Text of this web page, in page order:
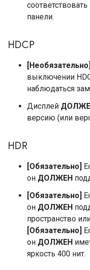
панели.
HDCP
[Необязательно]
выключении
наблюдаться
Дисплей
версию (или
HDR
[Обязательно]
он ДОЛЖЕН
[Обязательно]
он ДОЛЖЕН
пространство
[Обязательно]
он ДОЛЖЕН
яркость 400 нит.